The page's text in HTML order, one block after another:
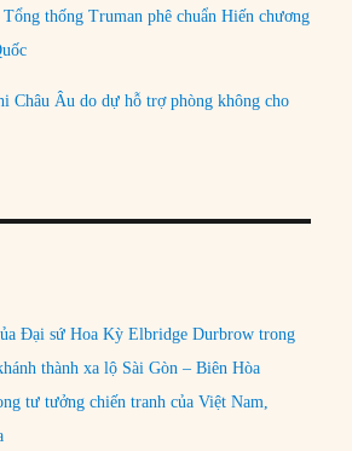
thống Truman phê chuẩn Hiến chương
Châu Âu do dự hỗ trợ phòng không cho
Đại sứ Hoa Kỳ Elbridge Durbrow trong
thành xa lộ Sài Gòn – Biên Hòa
tư tưởng chiến tranh của Việt Nam,